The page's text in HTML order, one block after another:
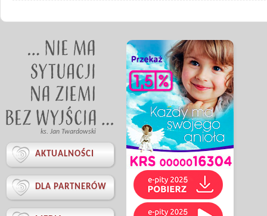
ks. Jan Twardowski
 AKTUALNOŚCI
 DLA PARTNERÓW